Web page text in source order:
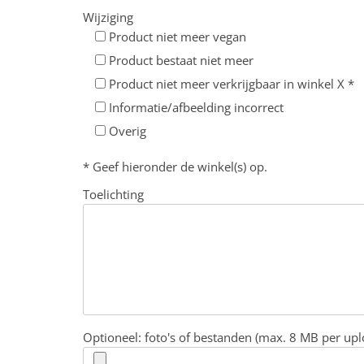
Wijziging
Product niet meer vegan
Product bestaat niet meer
Product niet meer verkrijgbaar in winkel X *
Informatie/afbeelding incorrect
Overig
* Geef hieronder de winkel(s) op.
Toelichting
Optioneel: foto's of bestanden (max. 8 MB per